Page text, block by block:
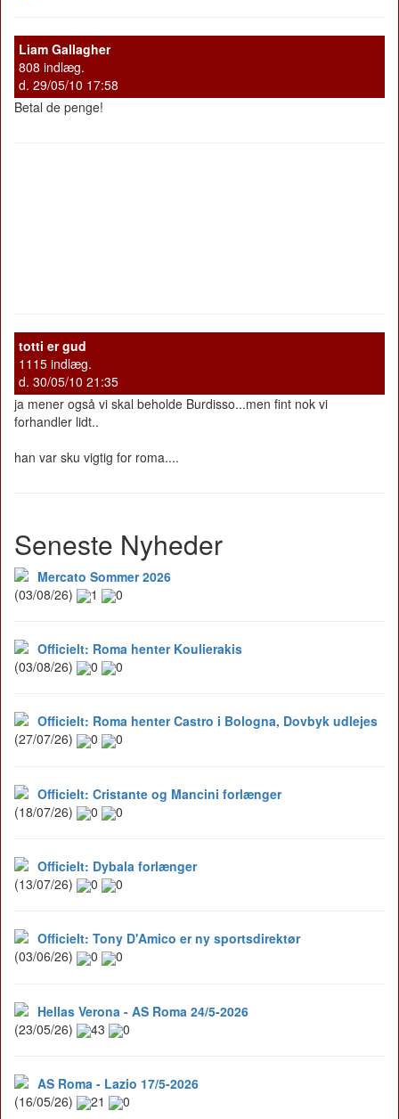
Liam Gallagher
808 indlæg.
d. 29/05/10 17:58
Betal de penge!
totti er gud
1115 indlæg.
d. 30/05/10 21:35
ja mener også vi skal beholde Burdisso...men fint nok vi
forhandler lidt..
han var sku vigtig for roma....
Seneste Nyheder
Mercato Sommer 2026
(03/08/26)
1 0
Officielt: Roma henter Koulierakis
(03/08/26)
0 0
Officielt: Roma henter Castro i Bologna, Dovbyk udlejes
(27/07/26)
0 0
Officielt: Cristante og Mancini forlænger
(18/07/26)
0 0
Officielt: Dybala forlænger
(13/07/26)
0 0
Officielt: Tony D'Amico er ny sportsdirektør
(03/06/26)
0 0
Hellas Verona - AS Roma 24/5-2026
(23/05/26)
43 0
AS Roma - Lazio 17/5-2026
(16/05/26)
21 0